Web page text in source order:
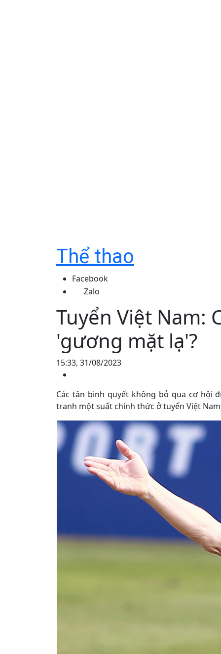
Thể thao
Facebook
Zalo
Tuyển Việt Nam:
'gương mặt lạ'?
15:33, 31/08/2023
Các tân binh quyết không bỏ qua cơ hội
tranh một suất chính thức ở tuyển Việt